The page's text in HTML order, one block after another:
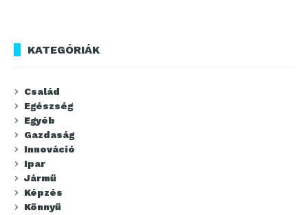
KATEGÓRIÁK
Család
Egészség
Egyéb
Gazdaság
Innováció
Ipar
Jármű
Képzés
Könnyű